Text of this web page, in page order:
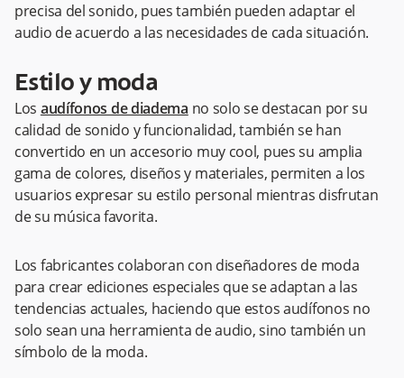
precisa del sonido, pues también pueden adaptar el
audio de acuerdo a las necesidades de cada situación.
Estilo y moda
Los audífonos de diadema no solo se destacan por su
calidad de sonido y funcionalidad, también se han
convertido en un accesorio muy cool, pues su amplia
gama de colores, diseños y materiales, permiten a los
usuarios expresar su estilo personal mientras disfrutan
de su música favorita.
Los fabricantes colaboran con diseñadores de moda
para crear ediciones especiales que se adaptan a las
tendencias actuales, haciendo que estos audífonos no
solo sean una herramienta de audio, sino también un
símbolo de la moda.